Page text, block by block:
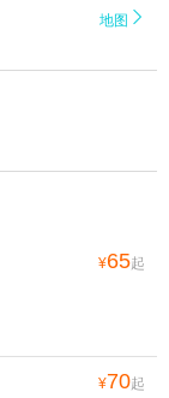
地图 
¥65起
¥70起